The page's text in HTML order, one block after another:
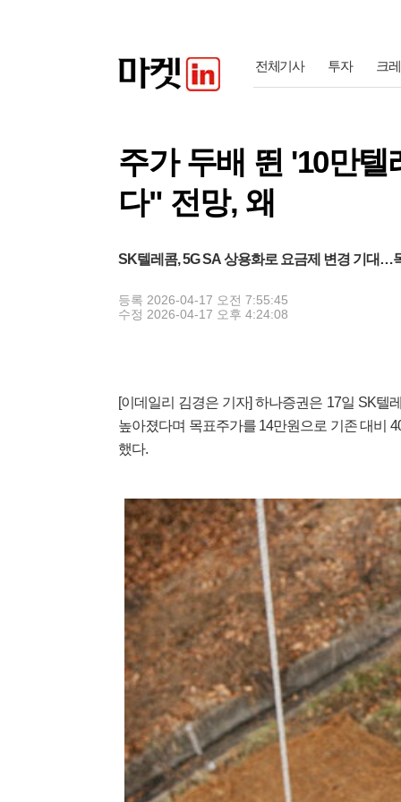
전체기사 투자 크
주가 두배 뛴 '10만
다" 전망, 왜
SK텔레콤, 5G SA 상용화로 요금제 변경 기대…
등록 2026-04-17 오전 7:55:45
수정 2026-04-17 오후 4:24:08
[이데일리 김경은 기자] 하나증권은 17일 SK텔
높아졌다며 목표주가를 14만원으로 기존 대비
했다.